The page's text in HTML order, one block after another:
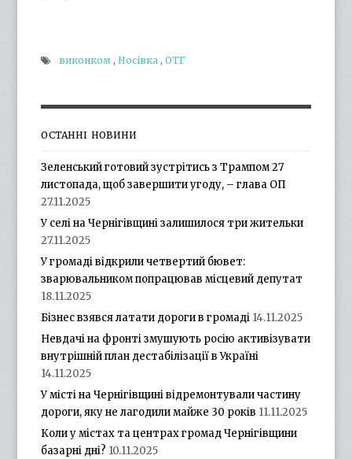
виконком ,Носівка ,ОТГ
ОСТАННІ НОВИНИ
Зеленський готовий зустрітись з Трампом 27
листопада, щоб завершити угоду, – глава ОП
27.11.2025
У селі на Чернігівщині залишилося три жительки
27.11.2025
У громаді відкрили четвертий бювет:
зварювальником попрацював місцевий депутат
18.11.2025
Бізнес взявся латати дороги в громаді 14.11.2025
Невдачі на фронті змушують росію активізувати
внутрішній план дестабілізації в Україні
14.11.2025
У місті на Чернігівщині відремонтували частину
дороги, яку не лагодили майже 30 років 11.11.2025
Коли у містах та центрах громад Чернігівщини
базарні дні? 10.11.2025